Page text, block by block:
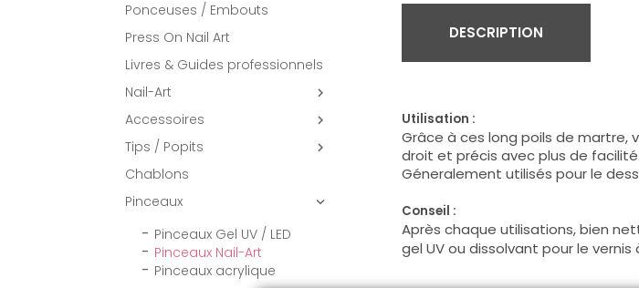
Ponceuses / Embouts
Press On Nail Art
Livres & Guides professionnels
Nail-Art

Accessoires 
Tips / Popits 
Chablons
Pinceaux

Pinceaux Gel UV / LED
Pinceaux Nail-Art
Pinceaux acrylique
DESCRIPTION
Utilisation :
Grâce à ces long poils de martre,
droit et précis avec plus de facilité.
Géneralement utilisés pour le
Conseil :
Après chaque utilisations, bien
gel UV ou dissolvant pour le